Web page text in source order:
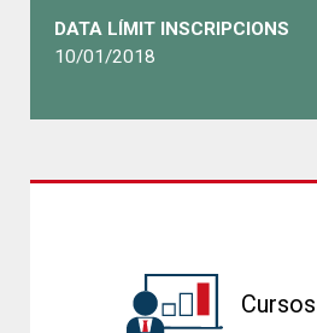
DATA LÍMIT INSCRIPCIONS
10/01/2018